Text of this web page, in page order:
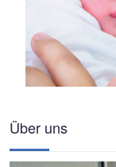
Über uns